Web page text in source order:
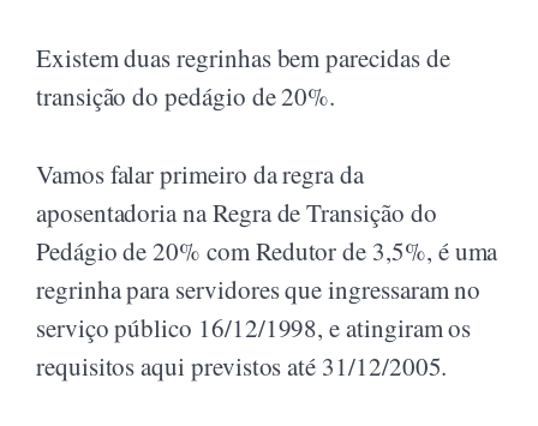
Existem duas regrinhas bem parecidas de
transição do pedágio de 20%.
Vamos falar primeiro da regra da
aposentadoria na Regra de Transição do
Pedágio de 20% com Redutor de 3,5%, é uma
regrinha para servidores que ingressaram no
serviço público 16/12/1998, e atingiram os
requisitos aqui previstos até 31/12/2005.